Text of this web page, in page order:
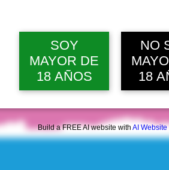
SOY
MAYOR DE
18 AÑOS
NO
18
Build a FREE AI website with AI
Ver